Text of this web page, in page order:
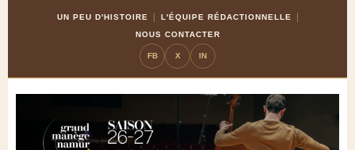
UN PEU D'HISTOIRE
L'ÉQUIPE RÉDACTIONNELLE
NOUS CONTACTER
FB X IN